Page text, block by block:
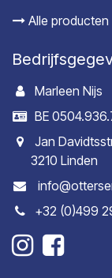
Alle producten
Marleen Nijs
BE
Jan
3210 Linden
+32 (0)499